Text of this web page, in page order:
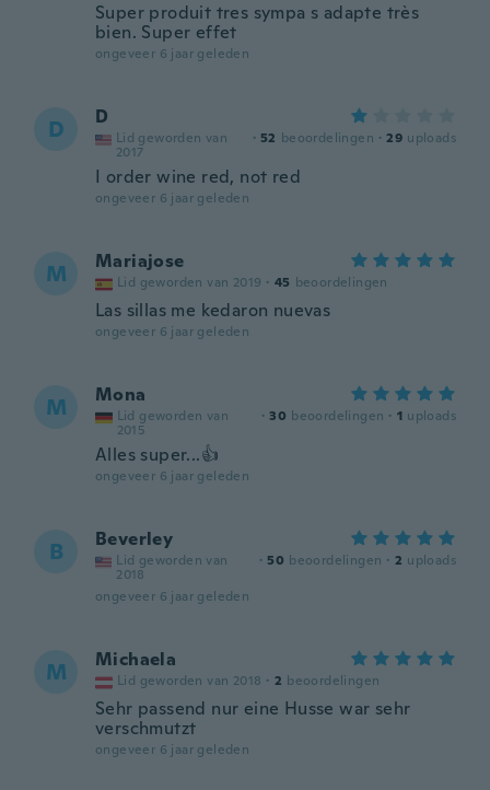
Super produit tres sympa s adapte très
bien. Super effet
ongeveer 6 jaar geleden
D D
Lid geworden van
2017
· 52 beoordelingen · 29 uploads
I order wine red, not red
ongeveer 6 jaar geleden
M Mariajose
Lid geworden van 2019 · 45 beoordelingen
Las sillas me kedaron nuevas
ongeveer 6 jaar geleden
M Mona
Lid geworden van
2015
· 30 beoordelingen · 1 uploads
Alles super...👍
ongeveer 6 jaar geleden
B Beverley
Lid geworden van
2018
· 50 beoordelingen · 2 uploads
ongeveer 6 jaar geleden
M Michaela
Lid geworden van 2018 · 2 beoordelingen
Sehr passend nur eine Husse war sehr
verschmutzt
ongeveer 6 jaar geleden